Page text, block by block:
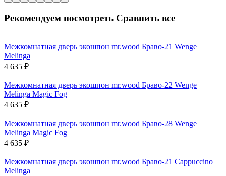
Рекомендуем посмотреть Сравнить все
Межкомнатная дверь экошпон mr.wood Браво-21 Wenge
Melinga
4 635 ₽
Межкомнатная дверь экошпон mr.wood Браво-22 Wenge
Melinga Magic Fog
4 635 ₽
Межкомнатная дверь экошпон mr.wood Браво-28 Wenge
Melinga Magic Fog
4 635 ₽
Межкомнатная дверь экошпон mr.wood Браво-21 Cappuccino
Melinga